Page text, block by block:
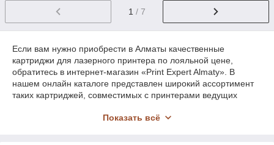
1 / 7
Если вам нужно приобрести в Алматы качественные
картриджи для лазерного принтера по лояльной цене,
обратитесь в интернет-магазин «Print Expert Almaty». В
нашем онлайн каталоге представлен широкий ассортимент
таких картриджей, совместимых с принтерами ведущих
качеством оригиналу, однако стоят в разы дешевле. Мы
Показать всё